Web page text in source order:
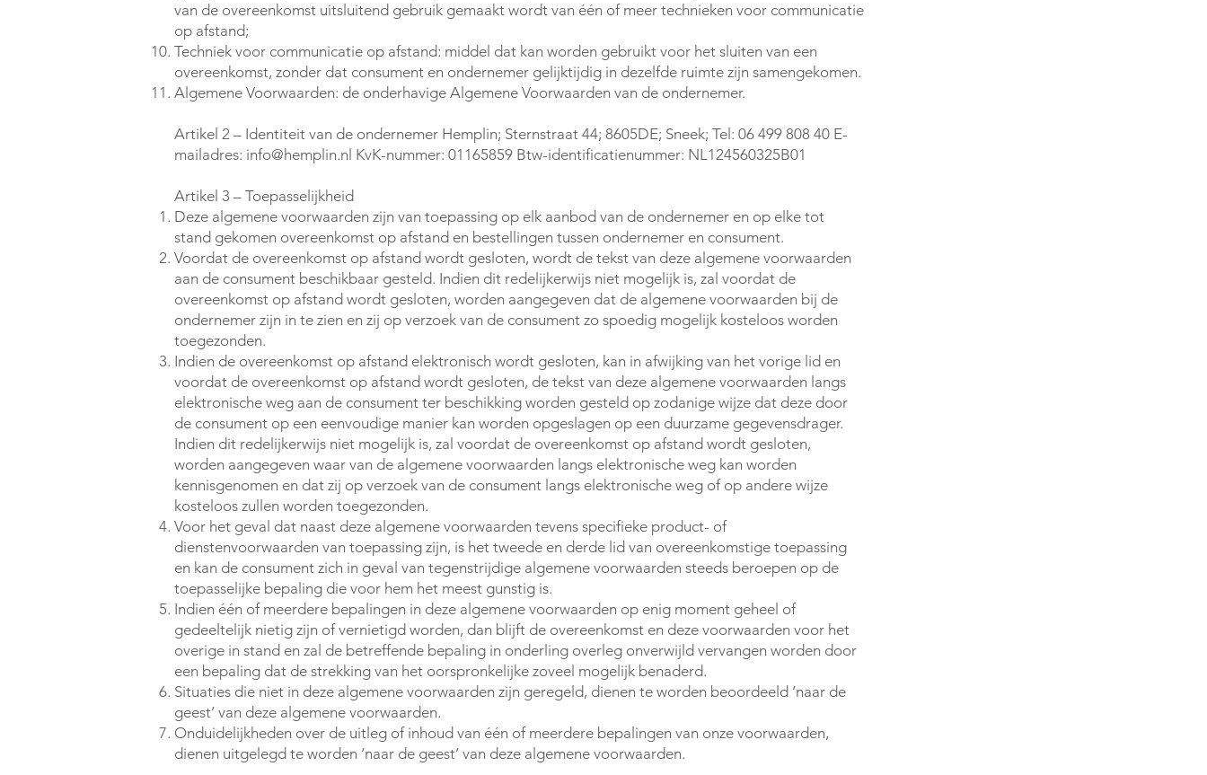
van de overeenkomst uitsluitend gebruik gemaakt wordt van één of meer technieken voor communicatie
op afstand;
Techniek voor communicatie op afstand: middel dat kan worden gebruikt voor het sluiten van een
overeenkomst, zonder dat consument en ondernemer gelijktijdig in dezelfde ruimte zijn samengekomen.
Algemene Voorwaarden: de onderhavige Algemene Voorwaarden van de ondernemer.
Artikel 2 – Identiteit van de ondernemer Hemplin; Sternstraat 44; 8605DE; Sneek; Tel: 06 499 808 40 E-
mailadres: info@hemplin.nl KvK-nummer: 01165859 Btw-identificatienummer: NL124560325B01
Artikel 3 – Toepasselijkheid
Deze algemene voorwaarden zijn van toepassing op elk aanbod van de ondernemer en op elke tot
stand gekomen overeenkomst op afstand en bestellingen tussen ondernemer en consument.
Voordat de overeenkomst op afstand wordt gesloten, wordt de tekst van deze algemene voorwaarden
aan de consument beschikbaar gesteld. Indien dit redelijkerwijs niet mogelijk is, zal voordat de
overeenkomst op afstand wordt gesloten, worden aangegeven dat de algemene voorwaarden bij de
ondernemer zijn in te zien en zij op verzoek van de consument zo spoedig mogelijk kosteloos worden
toegezonden.
Indien de overeenkomst op afstand elektronisch wordt gesloten, kan in afwijking van het vorige lid en
voordat de overeenkomst op afstand wordt gesloten, de tekst van deze algemene voorwaarden langs
elektronische weg aan de consument ter beschikking worden gesteld op zodanige wijze dat deze door
de consument op een eenvoudige manier kan worden opgeslagen op een duurzame gegevensdrager.
Indien dit redelijkerwijs niet mogelijk is, zal voordat de overeenkomst op afstand wordt gesloten,
worden aangegeven waar van de algemene voorwaarden langs elektronische weg kan worden
kennisgenomen en dat zij op verzoek van de consument langs elektronische weg of op andere wijze
kosteloos zullen worden toegezonden.
Voor het geval dat naast deze algemene voorwaarden tevens specifieke product- of
dienstenvoorwaarden van toepassing zijn, is het tweede en derde lid van overeenkomstige toepassing
en kan de consument zich in geval van tegenstrijdige algemene voorwaarden steeds beroepen op de
toepasselijke bepaling die voor hem het meest gunstig is.
Indien één of meerdere bepalingen in deze algemene voorwaarden op enig moment geheel of
gedeeltelijk nietig zijn of vernietigd worden, dan blijft de overeenkomst en deze voorwaarden voor het
overige in stand en zal de betreffende bepaling in onderling overleg onverwijld vervangen worden door
een bepaling dat de strekking van het oorspronkelijke zoveel mogelijk benaderd.
Situaties die niet in deze algemene voorwaarden zijn geregeld, dienen te worden beoordeeld ‘naar de
geest’ van deze algemene voorwaarden.
Onduidelijkheden over de uitleg of inhoud van één of meerdere bepalingen van onze voorwaarden,
dienen uitgelegd te worden ‘naar de geest’ van deze algemene voorwaarden.